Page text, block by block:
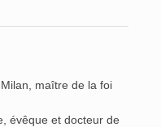
maître de la foi
évêque et docteur de